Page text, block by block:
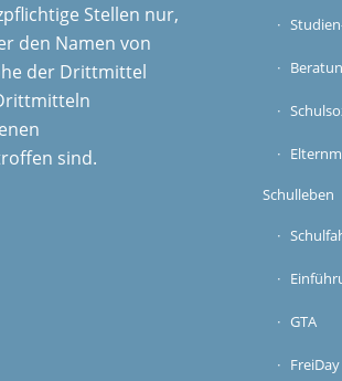
Stellen nur,
den Namen von
der Drittmittel
sind.
Schulleben
GTA
FreiDay